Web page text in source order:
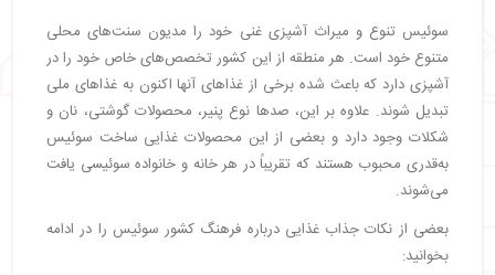
سوئیس تنوع و میراث آشپزی غنی خود را مدیون سنت‌های محلی
متنوع خود است. هر منطقه از این کشور تخصص‌های خاص خود را در
آشپزی دارد که باعث شده برخی از غذاهای آنها اکنون به غذاهای ملی
تبدیل شوند. علاوه بر این، صدها نوع پنیر، محصولات گوشتی، نان و
شکلات وجود دارد و بعضی از این محصولات غذایی ساخت سوئیس
به‌قدری محبوب هستند که تقریباً در هر خانه و خانواده سوئیسی یافت
می‌شوند.
بعضی از نکات جذاب غذایی درباره فرهنگ کشور سوئیس را در ادامه
بخوانید: